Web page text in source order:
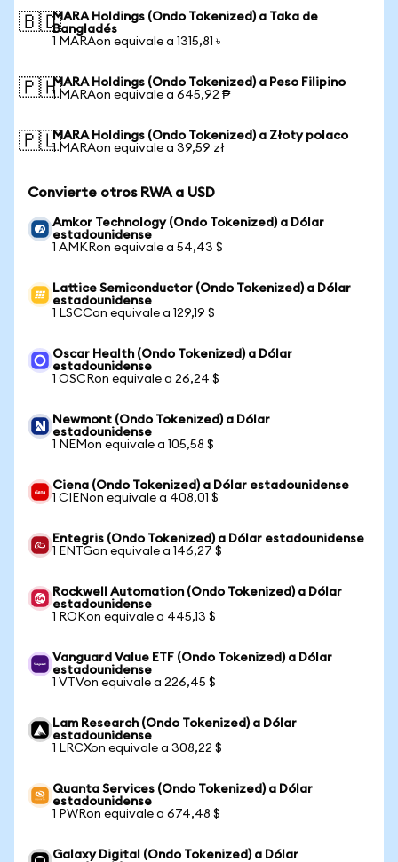
🇧🇩MARA Holdings (Ondo Tokenized) a Taka de
Bangladés
1 MARAon equivale a 1315,81 ৳
🇵🇭MARA Holdings (Ondo Tokenized) a Peso Filipino
1 MARAon equivale a 645,92 ₱
🇵🇱MARA Holdings (Ondo Tokenized) a Złoty polaco
1 MARAon equivale a 39,59 zł
Convierte otros RWA a USD
Amkor Technology (Ondo Tokenized) a Dólar
estadounidense
1 AMKRon equivale a 54,43 $
Lattice Semiconductor (Ondo Tokenized) a Dólar
estadounidense
1 LSCCon equivale a 129,19 $
Oscar Health (Ondo Tokenized) a Dólar
estadounidense
1 OSCRon equivale a 26,24 $
Newmont (Ondo Tokenized) a Dólar
estadounidense
1 NEMon equivale a 105,58 $
Ciena (Ondo Tokenized) a Dólar estadounidense
1 CIENon equivale a 408,01 $
Entegris (Ondo Tokenized) a Dólar estadounidense
1 ENTGon equivale a 146,27 $
Rockwell Automation (Ondo Tokenized) a Dólar
estadounidense
1 ROKon equivale a 445,13 $
Vanguard Value ETF (Ondo Tokenized) a Dólar
estadounidense
1 VTVon equivale a 226,45 $
Lam Research (Ondo Tokenized) a Dólar
estadounidense
1 LRCXon equivale a 308,22 $
Quanta Services (Ondo Tokenized) a Dólar
estadounidense
1 PWRon equivale a 674,48 $
Galaxy Digital (Ondo Tokenized) a Dólar